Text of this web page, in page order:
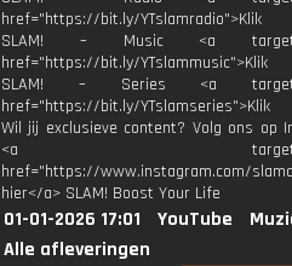
href="https://bit.ly/
SLAM! – Music <a
href="https://bit.ly/
SLAM! – Series <a
href="https://bit.ly/
Wil jij exclusieve content? Volg ons op
<a
href="https://www.instagram.com/
hier</a> SLAM! Boost Your Life
01-01-2026 17:01 YouTube
Alle afleveringen